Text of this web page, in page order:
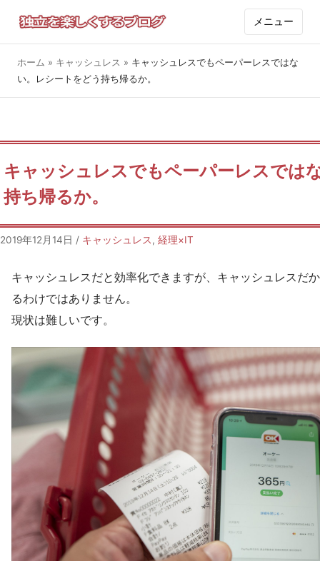
メニュー
ホーム » キャッシュレス » キャッシュレスでもペーパーレスではな
い。レシートをどう持ち帰るか。
キャッシュレスでもペーパーレスでは
持ち帰るか。
2019年12月14日 / キャッシュレス, 経理×IT
キャッシュレスだと効率化できますが、キャッシュレスだ
るわけではありません。
現状は難しいです。